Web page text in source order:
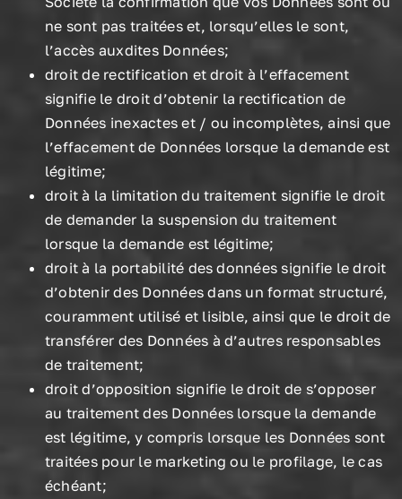
ne sont pas traitées et, lorsqu’elles le sont,
l’accès auxdites Données;
droit de rectification et droit à l’effacement
signifie le droit d’obtenir la rectification de
Données inexactes et / ou incomplètes, ainsi que
l’effacement de Données lorsque la demande est
légitime;
droit à la limitation du traitement signifie le droit
de demander la suspension du traitement
lorsque la demande est légitime;
droit à la portabilité des données signifie le droit
d’obtenir des Données dans un format structuré,
couramment utilisé et lisible, ainsi que le droit de
transférer des Données à d’autres responsables
de traitement;
droit d’opposition signifie le droit de s’opposer
au traitement des Données lorsque la demande
est légitime, y compris lorsque les Données sont
traitées pour le marketing ou le profilage, le cas
échéant;